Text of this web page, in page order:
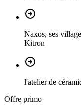
Naxos, ses
Kitron
l'atelier de
Offre primo